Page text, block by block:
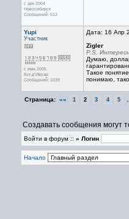
с дек 2004
Новосибирск
Сообщений: 512
Yupi
Участник
с июн 2005
Кот-д’Ивуар
Сообщений: 1039
Дата: 16 Апр
Zigler
P.S.
Думаю,
Такое
понимаю,
Страница: «« 1 2 3 4 5
Создавать сообщения могут
Войти в форум :: » Логин
Начало